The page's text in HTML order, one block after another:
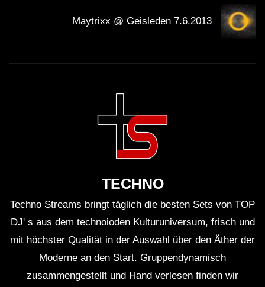
http://bit.ly/1pE3QIU Mixcloud: http://bit.ly/UK6i8
direkt unterstützen. Viele Künstler haben die
Möglichkeit für Spenden. Mit dem Spendenbutton unter
Klubnetz Dresden e.V.
und wenn Du einen Plattespieler hast, kaufe die besten
Tracks auf Vinyl!
Maytrixx @ Geisleden 7.6.2013
TECHNO
Techno Streams bringt täglich die besten Sets von TOP
DJ' s aus dem technoioden Kulturuniversum, frisch und
mit höchster Qualität in der Auswahl über den Äther der
Moderne an den Start. Gruppendynamisch
zusammengestellt und Hand verlesen finden wir